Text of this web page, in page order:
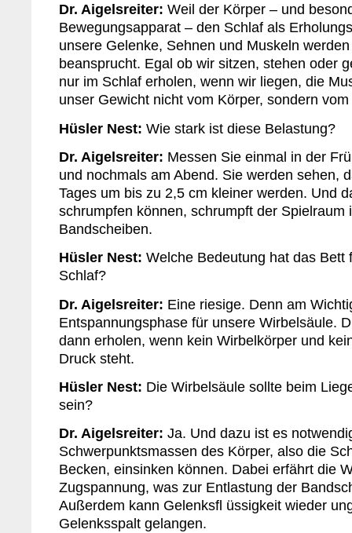
Dr. Aigelsreiter: Weil der Körper – und
Bewegungsapparat – den Schlaf als
unsere Gelenke, Sehnen und Muskeln
beansprucht. Egal ob wir sitzen, stehen oder
nur im Schlaf erholen, wenn wir liegen, die
unser Gewicht nicht vom Körper, sondern
Hüsler Nest: Wie stark ist diese Belastung?
Dr. Aigelsreiter: Messen Sie einmal in der
und nochmals am Abend. Sie werden sehen,
Tages um bis zu 2,5 cm kleiner werden. Und
schrumpfen können, schrumpft der Spielraum
Bandscheiben.
Hüsler Nest: Welche Bedeutung hat das Bett
Schlaf?
Dr. Aigelsreiter: Eine riesige. Denn am
Entspannungsphase für unsere Wirbelsäule.
dann erholen, wenn kein Wirbelkörper und
Druck steht.
Hüsler Nest: Die Wirbelsäule sollte beim
sein?
Dr. Aigelsreiter: Ja. Und dazu ist es
Schwerpunktsmassen des Körper, also die
Becken, einsinken können. Dabei erfährt die
Zugspannung, was zur Entlastung der
Außerdem kann Gelenksfl üssigkeit wieder
Gelenksspalt gelangen.